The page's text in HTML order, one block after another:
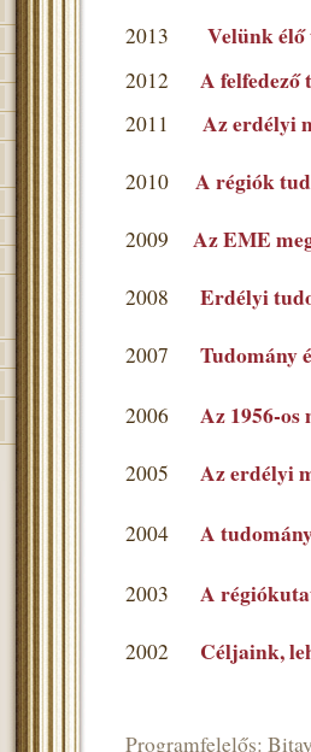
2013 Velünk
2012 A felfedező
2011 Az erdélyi
2010 A régiók
2009 Az EME
2008 Erdélyi
2007 Tudomány
2006 Az 1956-
2005 Az erdélyi
2004 A
2003 A
2002 Céljaink,
Programfelelős: